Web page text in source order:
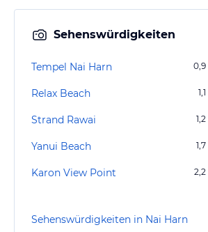
Sehenswürdigkeiten
Tempel Nai Harn 0,9
Relax Beach 1,1
Strand Rawai 1,2
Yanui Beach 1,7
Karon View Point 2,2
Sehenswürdigkeiten in Nai Harn